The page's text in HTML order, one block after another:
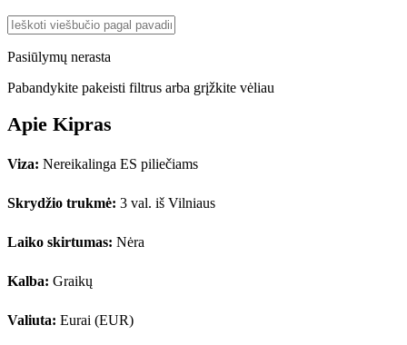
Pasiūlymų nerasta
Pabandykite pakeisti filtrus arba grįžkite vėliau
Apie Kipras
Viza: Nereikalinga ES piliečiams
Skrydžio trukmė: 3 val. iš Vilniaus
Laiko skirtumas: Nėra
Kalba: Graikų
Valiuta: Eurai (EUR)